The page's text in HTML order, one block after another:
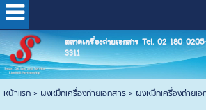
ตลาดเครื่องถ่ายเอกสาร Tel. 02 180
3311
หน้าแรก> ผงหมึกเครื่องถ่ายเอกสาร> ผงหมึกเครื่องถ่ายเ